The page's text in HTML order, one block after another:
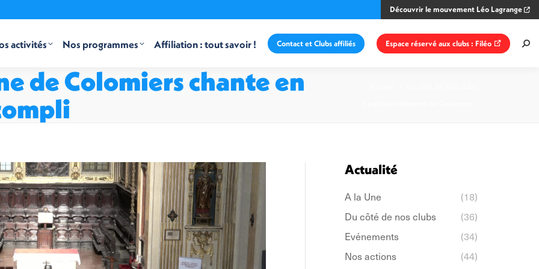
Découvrir le mouvement Léo Lagrange
activités Nos programmes Affiliation : tout savoir ! Contact et Clubs affiliés Espace réservé aux clubs : Filéo
de Colomiers chante en
Actualité
A la Une
(18)
Du côté de nos clubs
(36)
Evénements
(34)
Nos actions
(44)